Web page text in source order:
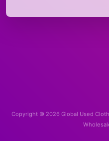
Copyright © 2026 Global Used